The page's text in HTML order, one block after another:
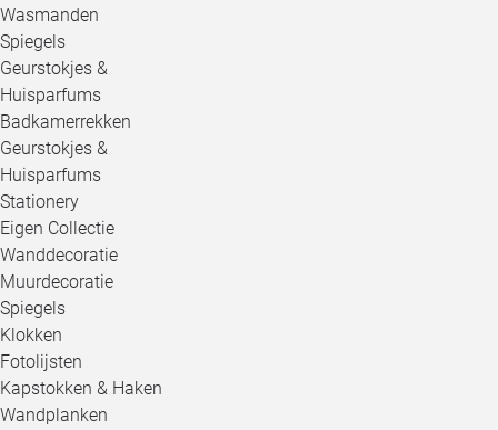
Wasmanden
Spiegels
Geurstokjes &
Huisparfums
Badkamerrekken
Geurstokjes &
Huisparfums
Stationery
Eigen Collectie
Wanddecoratie
Muurdecoratie
Spiegels
Klokken
Fotolijsten
Kapstokken & Haken
Wandplanken